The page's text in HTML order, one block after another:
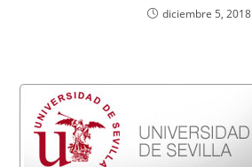
diciembre 5, 2018